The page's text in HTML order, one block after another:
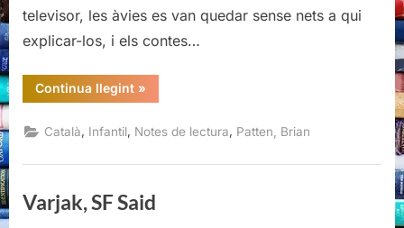
televisor, les àvies es van quedar sense nets a qui
explicar-los, i els contes…
Continua llegint“El
Gegant
la
història,
Patten”
»
Català Infantil Notes de lectura Patten, Brian
Varjak, SF Said